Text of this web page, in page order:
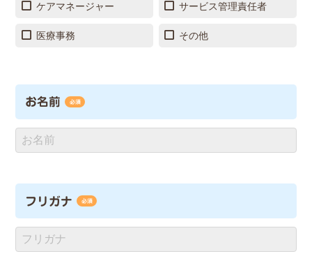
ケアマネージャー サービス管理責任者
医療事務 その他
お名前 必須
フリガナ 必須